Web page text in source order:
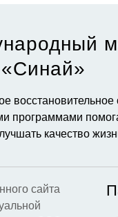
восстановительное
программами
качество
сайта